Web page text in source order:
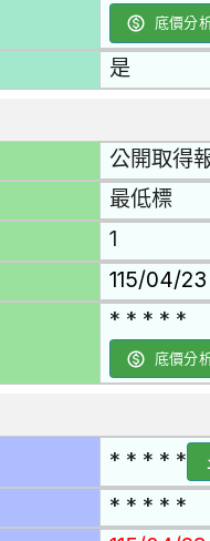
底價分
是
公開取得
最低標
1
115/04/23
* * * * *
底價分
* * * * *
* * * * *